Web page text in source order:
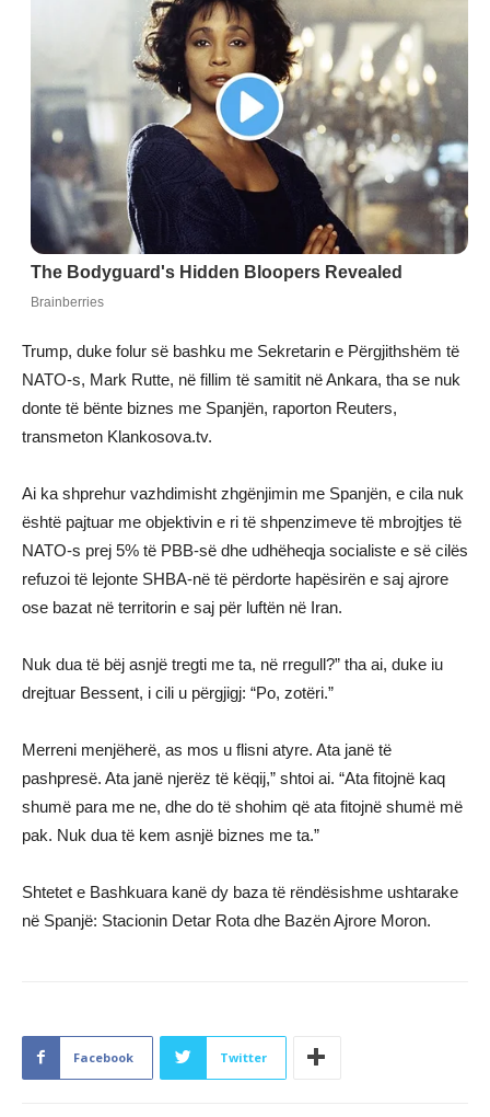
Trump, duke folur së bashku me Sekretarin e Përgjithshëm të
NATO-s, Mark Rutte, në fillim të samitit në Ankara, tha se nuk
donte të bënte biznes me Spanjën, raporton Reuters,
transmeton Klankosova.tv.
Ai ka shprehur vazhdimisht zhgënjimin me Spanjën, e cila nuk
është pajtuar me objektivin e ri të shpenzimeve të mbrojtjes të
NATO-s prej 5% të PBB-së dhe udhëheqja socialiste e së cilës
refuzoi të lejonte SHBA-në të përdorte hapësirën e saj ajrore
ose bazat në territorin e saj për luftën në Iran.
Nuk dua të bëj asnjë tregti me ta, në rregull?” tha ai, duke iu
drejtuar Bessent, i cili u përgjigj: “Po, zotëri.”
Merreni menjëherë, as mos u flisni atyre. Ata janë të
pashpresë. Ata janë njerëz të këqij,” shtoi ai. “Ata fitojnë kaq
shumë para me ne, dhe do të shohim që ata fitojnë shumë më
pak. Nuk dua të kem asnjë biznes me ta.”
Shtetet e Bashkuara kanë dy baza të rëndësishme ushtarake
në Spanjë: Stacionin Detar Rota dhe Bazën Ajrore Moron.
Facebook Twitter